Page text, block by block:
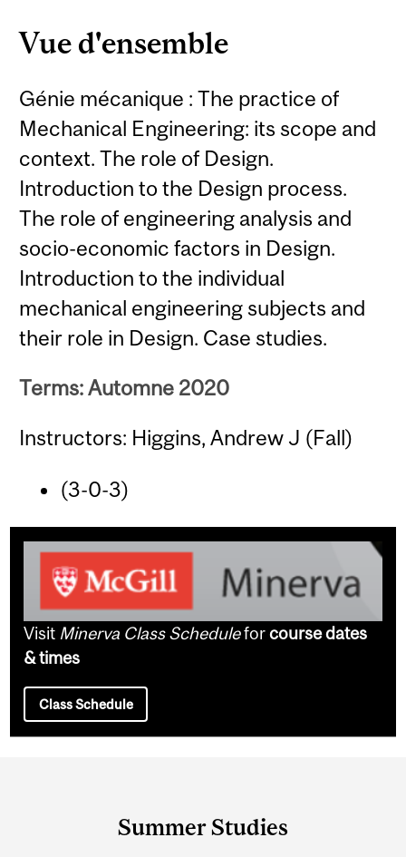
Vue d'ensemble
Génie mécanique : The practice of
Mechanical Engineering: its scope and
context. The role of Design.
Introduction to the Design process.
The role of engineering analysis and
socio-economic factors in Design.
Introduction to the individual
mechanical engineering subjects and
their role in Design. Case studies.
Terms: Automne 2020
Instructors: Higgins, Andrew J (Fall)
(3-0-3)
Visit Minerva Class Scheduleforcourse dates
& times
Class Schedule
Summer Studies